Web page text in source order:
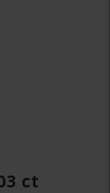
ct